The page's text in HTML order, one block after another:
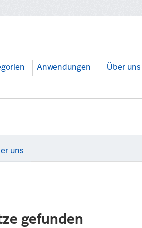
Anwendungen Über uns
uns
gefunden